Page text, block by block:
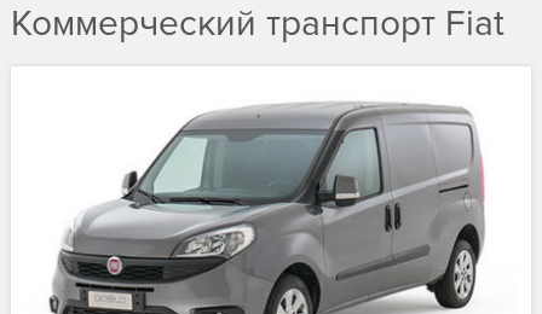
Коммерческий транспорт Fiat